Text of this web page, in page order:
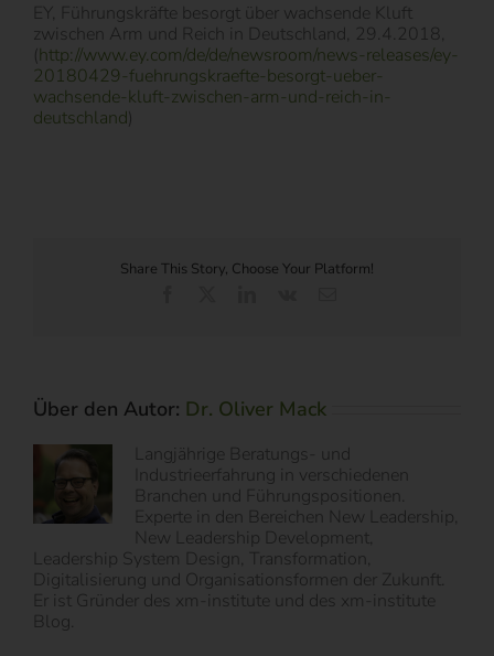
EY, Führungskräfte besorgt über wachsende Kluft
zwischen Arm und Reich in Deutschland, 29.4.2018,
(http://www.ey.com/de/de/newsroom/news-releases/ey-
20180429-fuehrungskraefte-besorgt-ueber-
wachsende-kluft-zwischen-arm-und-reich-in-
deutschland)
Share This Story, Choose Your Platform!
Über den Autor: Dr. Oliver Mack
Langjährige Beratungs- und
Industrieerfahrung in verschiedenen
Branchen und Führungspositionen.
Experte in den Bereichen New Leadership,
New Leadership Development,
Leadership System Design, Transformation,
Digitalisierung und Organisationsformen der Zukunft.
Er ist Gründer des xm-institute und des xm-institute
Blog.